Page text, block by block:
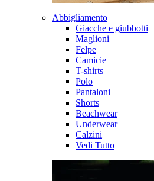
Abbigliamento
Giacche e giubbotti
Maglioni
Felpe
Camicie
T-shirts
Polo
Pantaloni
Shorts
Beachwear
Underwear
Calzini
Vedi Tutto